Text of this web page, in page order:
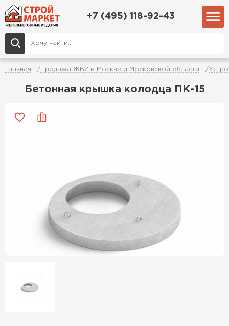
+7 (495) 118-92-43
Главная Продажа ЖБИ в Москве и Московской области
Бетонная крышка колодца ПК-15